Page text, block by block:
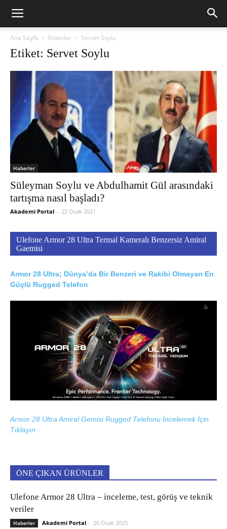
Ana Sayfa Etiketler Servet Soylu
Etiket: Servet Soylu
Haberler
Süleyman Soylu ve Abdulhamit Gül arasındaki
tartışma nasıl başladı?
Akademi Portal - 22 Ocak 2021
Ulefone Armor 28 Ultra Termal Kameralı Benzersiz Amiral
Gaemisi
Armor 28 Ultra; Dünya’da Bir Benzeri ve Rakibi Olmayan En
Güçlü Rugged Telefon
Armor 28 Ultra Amiral Gemisi Rugged Telefonu İncelemek İçin
Tıklayın
ÖNE ÇIKAN ÜRÜNLER
Ulefone Armor 28 Ultra – inceleme, test, görüş ve teknik
veriler
Haberler Akademi Portal - 26 Ocak 2025